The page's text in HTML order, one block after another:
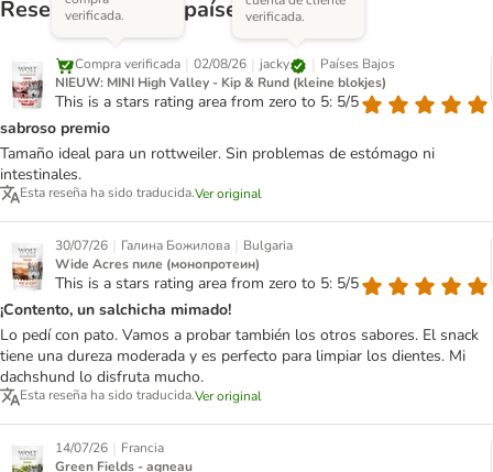
Reseñas de otros países
Compra verificada
verificada.
| 02/08/26 | jacky
verificada.
| Países Bajos
NIEUW: MINI High Valley - Kip & Rund (kleine blokjes)
This is a stars rating area from zero to 5: 5/5
sabroso premio
Tamaño ideal para un rottweiler. Sin problemas de estómago ni
intestinales.
Esta reseña ha sido traducida.Ver original
30/07/26 | Галина Божилова | Bulgaria
Wide Acres пиле (монопротеин)
This is a stars rating area from zero to 5: 5/5
¡Contento, un salchicha mimado!
Lo pedí con pato. Vamos a probar también los otros sabores. El snack
tiene una dureza moderada y es perfecto para limpiar los dientes. Mi
dachshund lo disfruta mucho.
Esta reseña ha sido traducida.Ver original
14/07/26 | Francia
Green Fields - agneau